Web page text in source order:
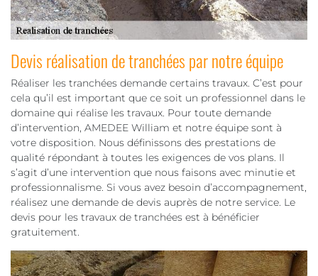
Devis réalisation de tranchées par notre équipe
Réaliser les tranchées demande certains travaux. C’est pour
cela qu’il est important que ce soit un professionnel dans le
domaine qui réalise les travaux. Pour toute demande
d’intervention, AMEDEE William et notre équipe sont à
votre disposition. Nous définissons des prestations de
qualité répondant à toutes les exigences de vos plans. Il
s’agit d’une intervention que nous faisons avec minutie et
professionnalisme. Si vous avez besoin d’accompagnement,
réalisez une demande de devis auprès de notre service. Le
devis pour les travaux de tranchées est à bénéficier
gratuitement.